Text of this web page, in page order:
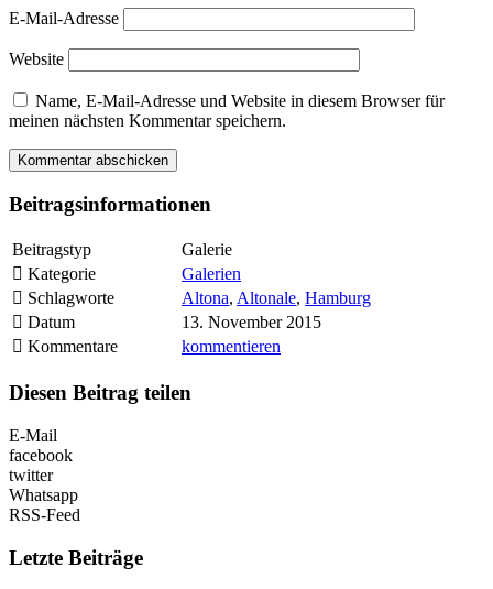
E-Mail-Adresse
Website
Name, E-Mail-Adresse und Website in diesem Browser für
meinen nächsten Kommentar speichern.
Beitragsinformationen
Beitragstyp
Galerie
Kategorie
Galerien
Schlagworte
Altona, Altonale, Hamburg
Datum
13. November 2015
Kommentare
kommentieren
Diesen Beitrag teilen
E-Mail
facebook
twitter
Whatsapp
RSS-Feed
Letzte Beiträge